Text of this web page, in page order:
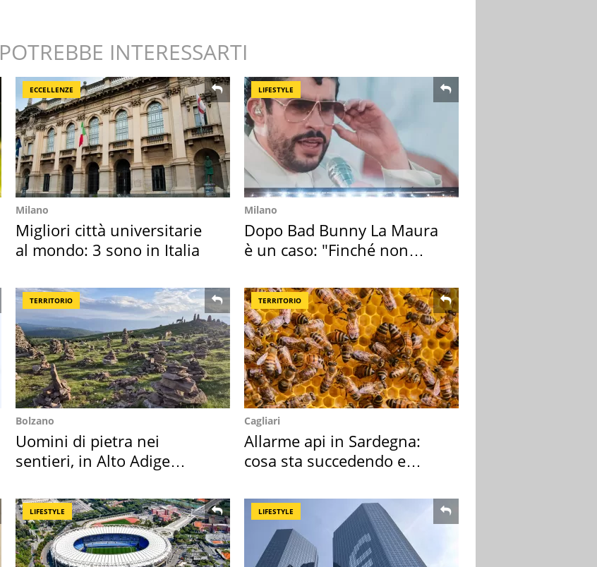
POTREBBE INTERESSARTI
ECCELLENZE
Milano
Migliori città universitarie
al mondo: 3 sono in Italia
LIFESTYLE
Milano
Dopo Bad Bunny La Maura
è un caso: "Finché non
TERRITORIO
Bolzano
Uomini di pietra nei
sentieri, in Alto Adige
TERRITORIO
Cagliari
Allarme api in Sardegna:
cosa sta succedendo e
LIFESTYLE LIFESTYLE